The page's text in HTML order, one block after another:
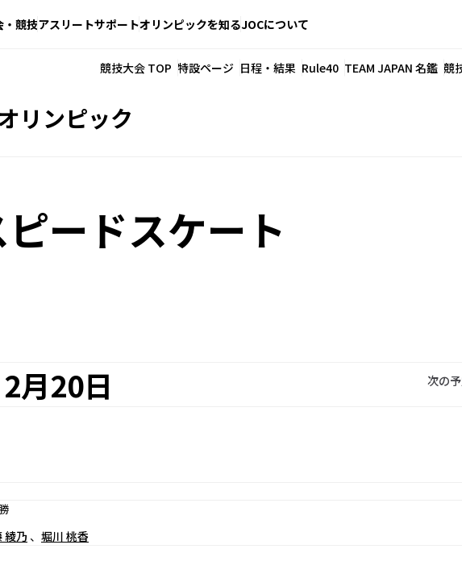
・競技アスリートサポートオリンピックを知るJOCについて
競技大会 TOP 特設ページ 日程・結果 Rule40 TEAM JAPAN 名鑑 競
リンピック
ードスケート
2月20日 次の
綾乃
堀川 桃香